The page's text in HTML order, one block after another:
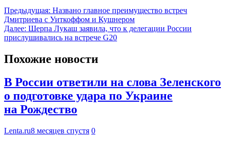
Предыдущая: Названо главное преимущество встреч
Дмитриева с Уиткоффом и Кушнером
Далее: Шерпа Лукаш заявила, что к делегации России
прислушивались на встрече G20
Похожие новости
В России ответили на слова Зеленского
о подготовке удара по Украине
на Рождество
Lenta.ru8 месяцев спустя 0